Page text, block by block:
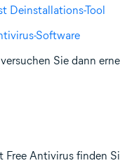
Deinstallations-Tool
Software
Sie dann
Free Antivirus finden